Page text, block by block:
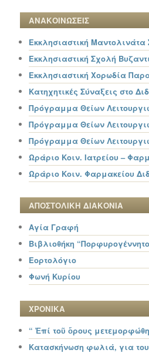
ΑΝΑΚΟΙΝΩΣΕΙΣ
Εκκλησιαστική
Εκκλησιαστική Σχολή
Εκκλησιαστική Χορωδία
Κατηχητικές Σύναξεις στο
Πρόγραμμα Θείων
Πρόγραμμα Θείων
Πρόγραμμα Θείων
Ωράριο Κοιν. Ιατρείου –
Ωράριο Κοιν. Φαρμακείου
ΑΠΟΣΤΟΛΙΚΗ ΔΙΑΚΟΝΙΑ
Αγία Γραφή
Βιβλιοθήκη
Εορτολόγιο
Φωνή Κυρίου
ΧΡΟΝΙΚΑ
“ Ἐπί τοῦ ὄρους
Κατασκήνωση φωλιά, για